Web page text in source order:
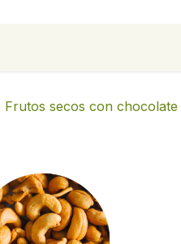
Frutos secos con chocolate